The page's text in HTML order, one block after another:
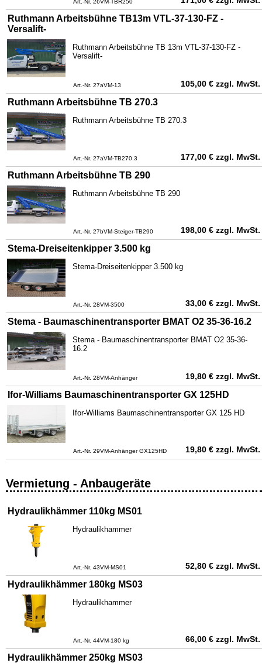
Art.-Nr. 26VM-TBR250
Ruthmann Arbeitsbühne TB13m VTL-37-130-FZ -
Versalift-
Ruthmann Arbeitsbühne TB 13m VTL-37-130-FZ -
Versalift-
Art.-Nr. 27aVM-13 105,00 € zzgl. MwSt.
Ruthmann Arbeitsbühne TB 270.3
Ruthmann Arbeitsbühne TB 270.3
Art.-Nr. 27aVM-TB270.3 177,00 € zzgl. MwSt.
Ruthmann Arbeitsbühne TB 290
Ruthmann Arbeitsbühne TB 290
Art.-Nr. 27bVM-Steiger-TB290 198,00 € zzgl. MwSt.
Stema-Dreiseitenkipper 3.500 kg
Stema-Dreiseitenkipper 3.500 kg
Art.-Nr. 28VM-3500 33,00 € zzgl. MwSt.
Stema - Baumaschinentransporter BMAT O2 35-36-16.2
Stema - Baumaschinentransporter BMAT O2 35-36-
16.2
Art.-Nr. 28VM-Anhänger 19,80 € zzgl. MwSt.
Ifor-Williams Baumaschinentransporter GX 125HD
Ifor-Williams Baumaschinentransporter GX 125 HD
Art.-Nr. 29VM-Anhänger GX125HD 19,80 € zzgl. MwSt.
Vermietung - Anbaugeräte
Hydraulikhämmer 110kg MS01
Hydraulikhammer
Art.-Nr. 43VM-MS01 52,80 € zzgl. MwSt.
Hydraulikhämmer 180kg MS03
Hydraulikhammer
Art.-Nr. 44VM-180 kg 66,00 € zzgl. MwSt.
Hydraulikhämmer 250kg MS03